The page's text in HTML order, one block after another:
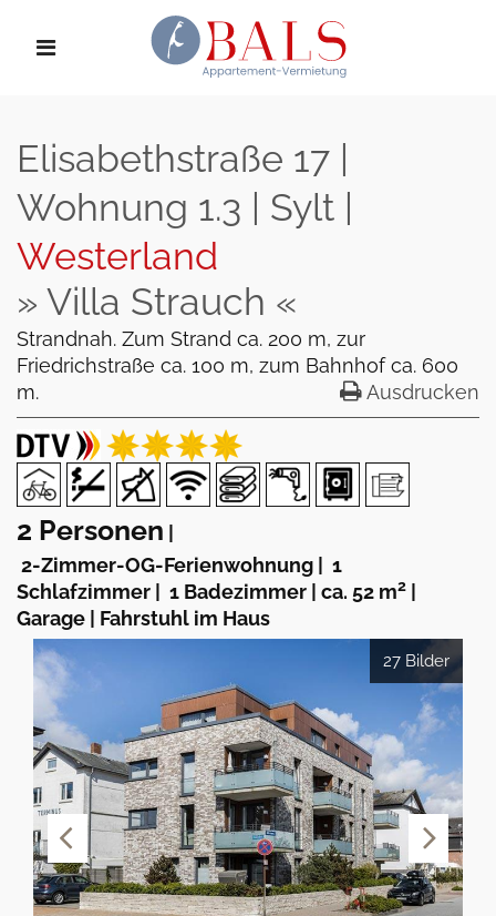
Elisabethstraße 17 |
Wohnung 1.3 | Sylt |
Westerland
» Villa Strauch «
Strandnah. Zum Strand ca. 200 m, zur
Friedrichstraße ca. 100 m, zum Bahnhof ca. 600
m.
Ausdrucken
2 Personen
2-Zimmer-OG-Ferienwohnung
1
Schlafzimmer
1 Badezimmer ca. 52 m2
Garage
Fahrstuhl im Haus
27 Bilder